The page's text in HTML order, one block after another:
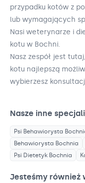
przypadku kotów z
lub wymagających
Nasi weterynarze i
kotu w Bochni.
Nasz zespół jest
kotu najlepszą
wybierzesz
Nasze inne
Psi Behawiorysta
Behawiorysta Bochnia
Psi Dietetyk Bochnia
Jesteśmy również